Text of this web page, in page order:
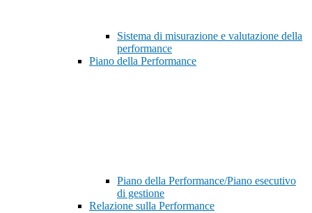
Sistema di misurazione e valutazione della
performance
Piano della Performance
Piano della Performance/Piano esecutivo
di gestione
Relazione sulla Performance